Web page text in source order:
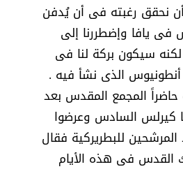
نحقق رغبته فى أن يُدفن
يافا وإضطررنا إلى
سيكون بركة لنا فى
أنطونيوس الذى نشأ فيه .
حاضراً المجمع المقدس بعد
كيرلس السادس وعرضوا
للبطريركية فقال
القدس فى هذه الأيام